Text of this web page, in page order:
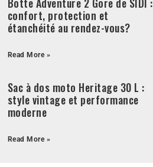
confort, protection et
étanchéité au rendez-vous?
Read More »
Sac à dos moto Heritage 30 L :
style vintage et performance
moderne
Read More »